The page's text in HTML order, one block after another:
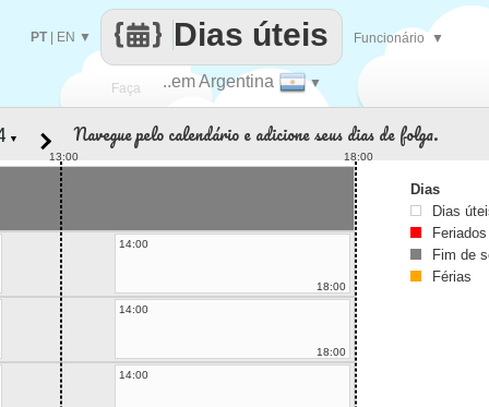
Faça ..em Argentina ▼
Dias úteis
PT| EN ▼ Funcionário ▼
▼ Navegue pelo calendário e adicione seus dias de folga.
13:00 18:00
14:00
18:00
14:00
18:00
14:00
Dias
Dias
Feriados
Fim de
Férias